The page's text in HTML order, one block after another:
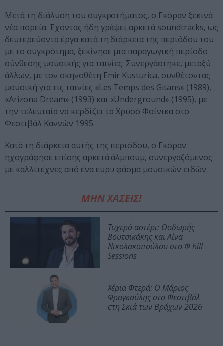
Μετά τη διάλυση του συγκροτήματος, ο Γκόραν ξεκινά
νέα πορεία. Έχοντας ήδη γράψει αρκετά soundtracks, ως
δευτερεύοντα έργα κατά τη διάρκεια της περιόδου του
με το συγκρότημα, ξεκίνησε μια παραγωγική περίοδο
σύνθεσης μουσικής για ταινίες. Συνεργάστηκε, μεταξύ
άλλων, με τον σκηνοθέτη Emir Kusturica, συνθέτοντας
μουσική για τις ταινίες «Les Temps des Gitans» (1989),
«Arizona Dream» (1993) και «Underground» (1995), με
την τελευταία να κερδίζει το Χρυσό Φοίνικα στο
Φεστιβάλ Καννών 1995.
Κατά τη διάρκεια αυτής της περιόδου, ο Γκόραν
ηχογράφησε επίσης αρκετά άλμπουμ, συνεργαζόμενος
με καλλιτέχνες από ένα ευρύ φάσμα μουσικών ειδών.
ΜΗΝ ΧΑΣΕΙΣ!
Τυχερό αστέρι: Θοδωρής
Βουτσικάκης και Λίνα
Νικολακοπούλου στο Φ hill
Sessions
Χέρια Φτερά: Ο Μάριος
Φραγκούλης στο Φεστιβάλ
στη Σκιά των Βράχων 2026